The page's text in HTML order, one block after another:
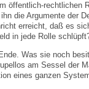
öffentlich-rechtlichen
die Argumente der
erreicht, daß es
in jede Rolle
Was sie noch
am Sessel der
eines ganzen